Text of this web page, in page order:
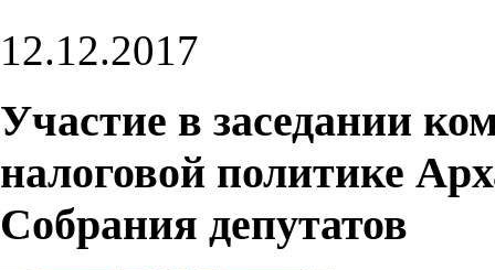
12.12.2017
Участие в заседании
налоговой политике
Собрания депутатов